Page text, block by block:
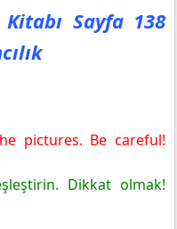
139 Cevapları
141 Cevapları
142 Cevapları
Sayfa 138
pictures. Be careful!
Dikkat olmak!